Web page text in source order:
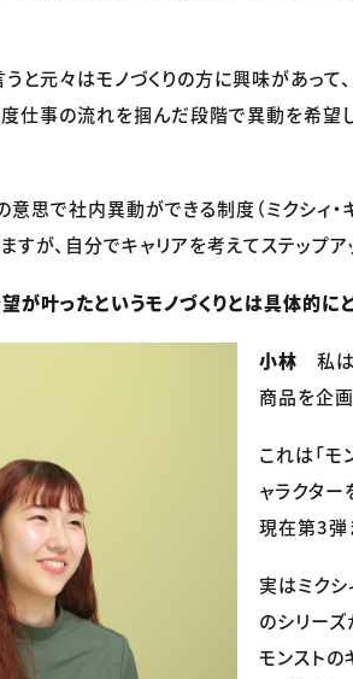
うと元々はモノづくりの方に興味があっ
度仕事の流れを掴んだ段階で異動を希望
思で社内異動ができる制度（ミクシィ・
すが、自分でキャリアを考えてステップア
叶ったというモノづくりとは具体的に
小林 私
商品を企
これは「モ
ャラクター
現在第3弾
実はミク
のシリーズ
モンストの